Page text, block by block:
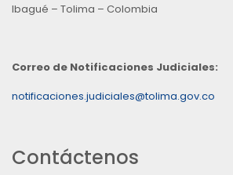
Ibagué – Tolima – Colombia
Correo de Notificaciones Judiciales:
notificaciones.judiciales@tolima.gov.co
Contáctenos